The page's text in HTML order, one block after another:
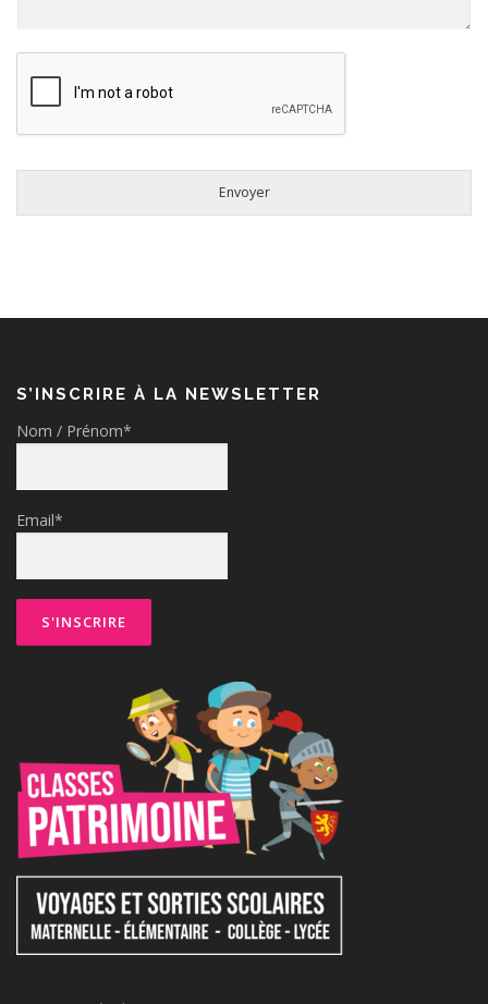
Envoyer
S’INSCRIRE À LA NEWSLETTER
Nom / Prénom*
Email*